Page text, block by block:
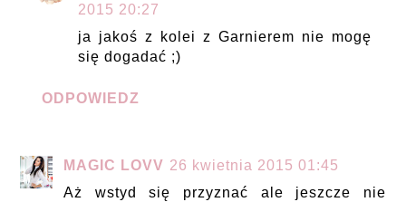
2015 20:27
ja jakoś z kolei z Garnierem nie mogę
się dogadać ;)
ODPOWIEDZ
MAGIC LOVV 26 kwietnia 2015 01:45
Aż wstyd się przyznać ale jeszcze nie